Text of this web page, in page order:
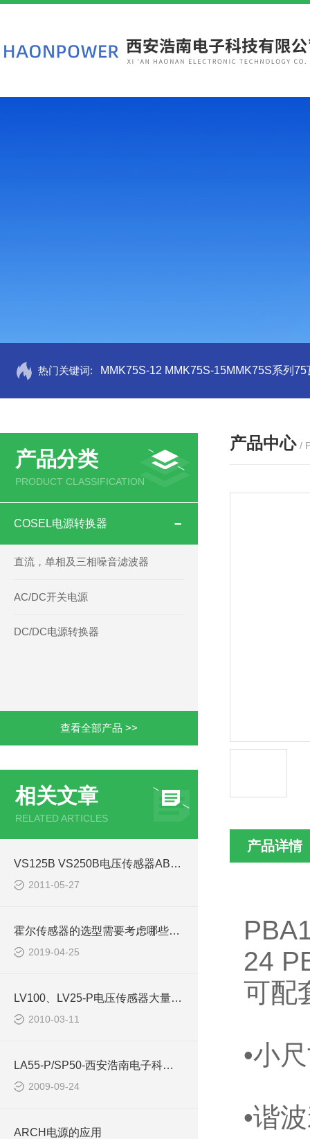
热门关键词: MMK75S-12 MMK75S-15MMK75S系列
产品分类
PRODUCT CLASSIFICATION
COSEL电源转换器
直流，单相及三相噪音滤波器
AC/DC开关电源
DC/DC电源转换器
查看全部产品 >>
相关文章
RELATED ARTICLES
VS125B VS250B电压传感器ABB商
2011-05-27
霍尔传感器的选型需要考虑哪些因素
2019-04-25
LV100、LV25-P电压传感器大量-西安浩南电子科技
2010-03-11
LA55-P/SP50-西安浩南电子科技有限公司
2009-09-24
ARCH电源的应用
产品中心 /
产品详情
24
可配
•小
•谐